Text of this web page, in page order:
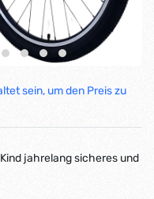
sein, um den Preis zu
jahrelang sicheres und